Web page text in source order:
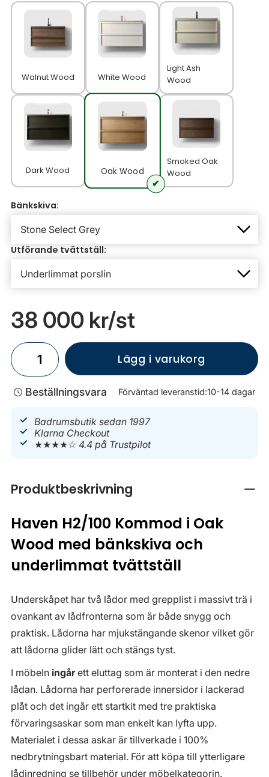
Walnut Wood White Wood
Light Ash
Wood
Dark Wood Oak Wood
Smoked Oak
Wood
Bänkskiva:
Utförande tvättställ:
38 000 kr/st
Lägg i varukorg
Beställningsvara Förväntad leveranstid:10-14 dagar
Badrumsbutik sedan 1997
Klarna Checkout
★★★★☆4.4 på Trustpilot
Produktbeskrivning
Haven H2/100 Kommod i Oak
Wood med bänkskiva och
underlimmat tvättställ
Underskåpet har två lådor med grepplist i massivt trä i
ovankant av lådfronterna som är både snygg och
praktisk. Lådorna har mjukstängande skenor vilket gör
att lådorna glider lätt och stängs tyst.
I möbeln ingårett eluttag som är monterat i den nedre
lådan. Lådorna har perforerade innersidor i lackerad
plåt och det ingår ett startkit med tre praktiska
förvaringsaskar som man enkelt kan lyfta upp.
Materialet i dessa askar är tillverkade i 100%
nedbrytningsbart material. För att köpa till ytterligare
lådinredning se tillbehör under möbelkategorin.